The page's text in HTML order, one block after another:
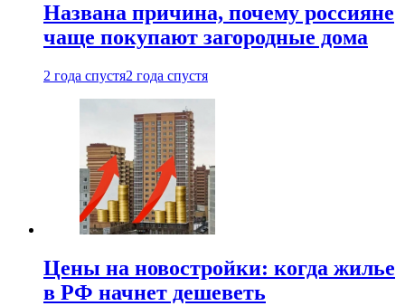
Названа причина, почему россияне
чаще покупают загородные дома
2 года спустя2 года спустя
Цены на новостройки: когда жилье
в РФ начнет дешеветь